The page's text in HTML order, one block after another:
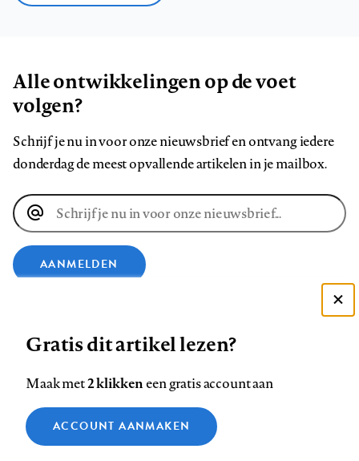
Alle ontwikkelingen op de voet
volgen?
Schrijf je nu in voor onze nieuwsbrief en ontvang iedere
donderdag de meest opvallende artikelen in je mailbox.
E-
mailadres
AANMELDEN
ons
op
Facebook
ons
ons
ons
Instagram
ons
YouTube
ons
Footer
Contact Colofon Disclaimer Privacy
Medische vragen verdienen
betrouwbare antwoorden
Gratis dit artikel lezen?
Maak met2 klikkeneen gratis account aan
ACCOUNT AANMAKEN
Zie onze cookie policy
Analytische cookies